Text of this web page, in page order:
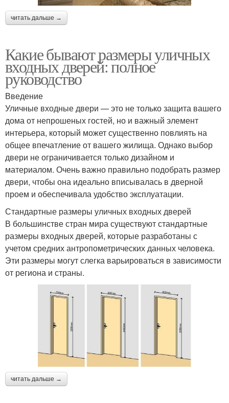
читать дальше →
Какие бывают размеры уличных
входных дверей: полное
руководство
Введение
Уличные входные двери — это не только защита вашего
дома от непрошеных гостей, но и важный элемент
интерьера, который может существенно повлиять на
общее впечатление от вашего жилища. Однако выбор
двери не ограничивается только дизайном и
материалом. Очень важно правильно подобрать размер
двери, чтобы она идеально вписывалась в дверной
проем и обеспечивала удобство эксплуатации.
Стандартные размеры уличных входных дверей
В большинстве стран мира существуют стандартные
размеры входных дверей, которые разработаны с
учетом средних антропометрических данных человека.
Эти размеры могут слегка варьироваться в зависимости
от региона и страны.
читать дальше →